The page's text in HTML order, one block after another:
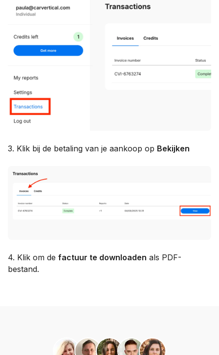
3. Klik bij de betaling van je aankoop op Bekijken
4. Klik om de factuur te downloaden als PDF-
bestand.